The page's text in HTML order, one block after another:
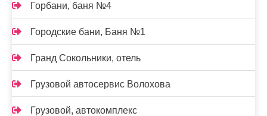
Горбани, баня №4
Городские бани, Баня №1
Гранд Сокольники, отель
Грузовой автосервис Волохова
Грузовой, автокомплекс